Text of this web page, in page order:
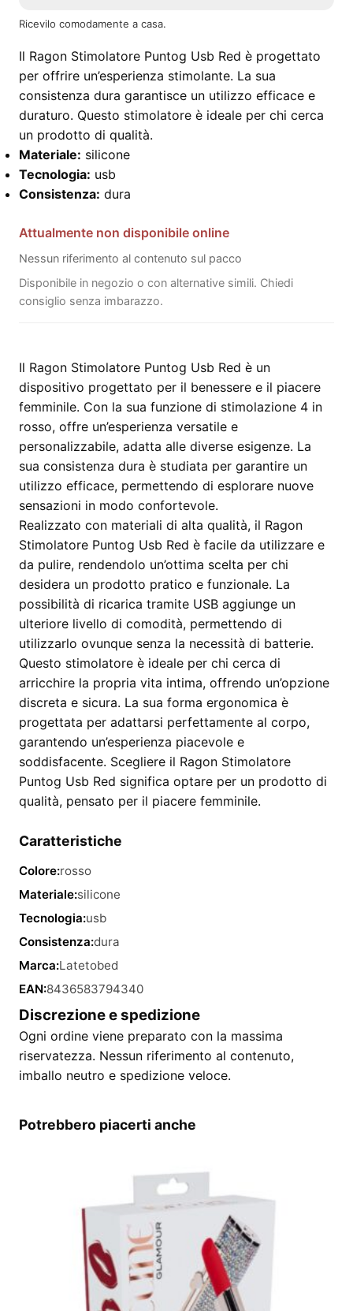
Ricevilo comodamente a casa.
Il Ragon Stimolatore Puntog Usb Red è progettato
per offrire un’esperienza stimolante. La sua
consistenza dura garantisce un utilizzo efficace e
duraturo. Questo stimolatore è ideale per chi cerca
un prodotto di qualità.
Materiale: silicone
Tecnologia: usb
Consistenza: dura
Attualmente non disponibile online
Nessun riferimento al contenuto sul pacco
Disponibile in negozio o con alternative simili. Chiedi
consiglio senza imbarazzo.
Il Ragon Stimolatore Puntog Usb Red è un
dispositivo progettato per il benessere e il piacere
femminile. Con la sua funzione di stimolazione 4 in
rosso, offre un’esperienza versatile e
personalizzabile, adatta alle diverse esigenze. La
sua consistenza dura è studiata per garantire un
utilizzo efficace, permettendo di esplorare nuove
sensazioni in modo confortevole.
Realizzato con materiali di alta qualità, il Ragon
Stimolatore Puntog Usb Red è facile da utilizzare e
da pulire, rendendolo un’ottima scelta per chi
desidera un prodotto pratico e funzionale. La
possibilità di ricarica tramite USB aggiunge un
ulteriore livello di comodità, permettendo di
utilizzarlo ovunque senza la necessità di batterie.
Questo stimolatore è ideale per chi cerca di
arricchire la propria vita intima, offrendo un’opzione
discreta e sicura. La sua forma ergonomica è
progettata per adattarsi perfettamente al corpo,
garantendo un’esperienza piacevole e
soddisfacente. Scegliere il Ragon Stimolatore
Puntog Usb Red significa optare per un prodotto di
qualità, pensato per il piacere femminile.
Caratteristiche
Colore:rosso
Materiale:silicone
Tecnologia:usb
Consistenza:dura
Marca:Latetobed
EAN:8436583794340
Discrezione e spedizione
Ogni ordine viene preparato con la massima
riservatezza. Nessun riferimento al contenuto,
imballo neutro e spedizione veloce.
Potrebbero piacerti anche